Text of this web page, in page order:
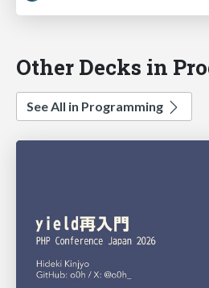
Other Decks in
See All in Programming